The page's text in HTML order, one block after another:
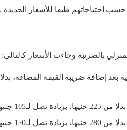
احتياجاتهم طبقا للأسعار الجديدة .